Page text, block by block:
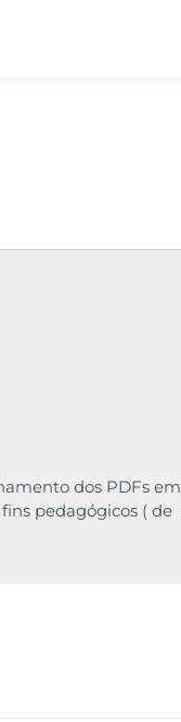
dos PDFs em
pedagógicos ( de